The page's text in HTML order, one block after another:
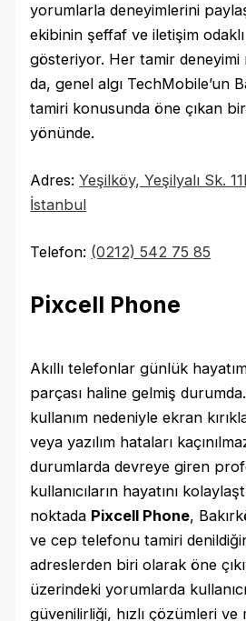
yorumlarla deneyimlerini
ekibinin şeffaf ve iletişim odaklı
gösteriyor. Her tamir deneyimi
da, genel algı TechMobile’un
tamiri konusunda öne çıkan
yönünde.
Adres:Yeşilköy, Yeşilyalı Sk.
İstanbul
Telefon: (0212) 542 75 85
Pixcell Phone
Akıllı telefonlar günlük
parçası haline gelmiş
kullanım nedeniyle ekran
veya yazılım hataları
durumlarda devreye giren
kullanıcıların hayatını
noktada Pixcell Phone,
ve cep telefonu tamiri
adreslerden biri olarak öne
üzerindeki yorumlarda
güvenilirliği, hızlı çözümleri ve